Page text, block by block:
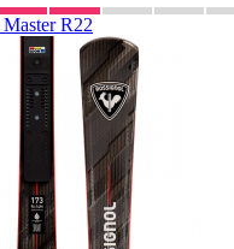
MasterR22